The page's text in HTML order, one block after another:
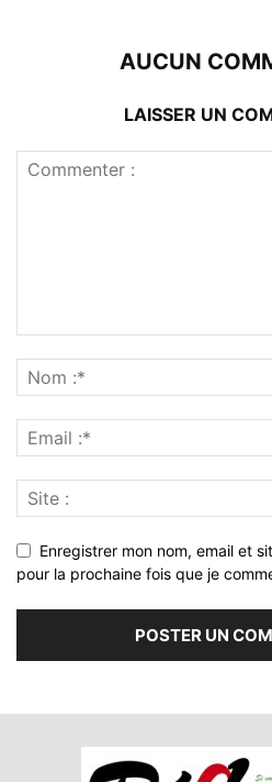
AUCUN
LAISSER UN
Enregistrer mon nom, email et
pour la prochaine fois que je